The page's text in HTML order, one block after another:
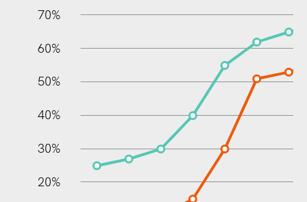
100%
70%
60%
50%
40%
30%
20%